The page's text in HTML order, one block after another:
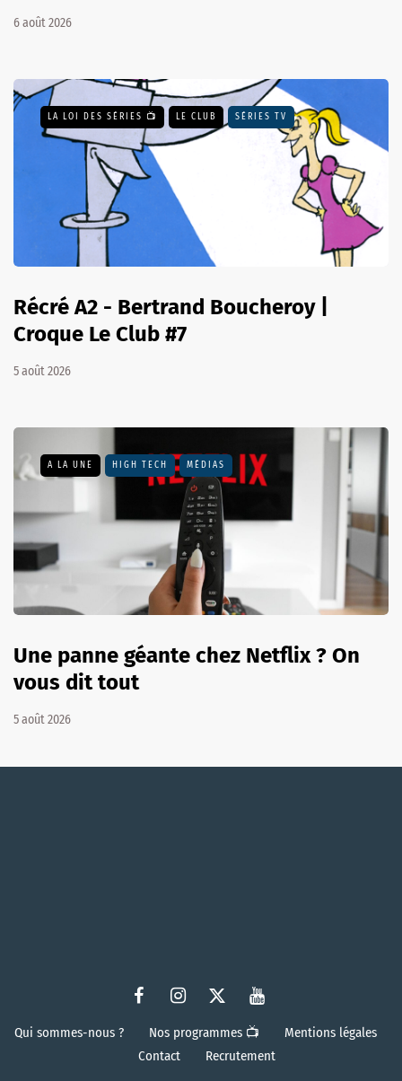
6 août 2026
LA LOI DES SÉRIES 📺 LE CLUB SÉRIES TV
Récré A2 - Bertrand Boucheroy |
Croque Le Club #7
5 août 2026
A LA UNE HIGH TECH MÉDIAS
Une panne géante chez Netflix ? On
vous dit tout
5 août 2026
Qui sommes-nous ? Nos programmes 📺
Mentions légales
Contact
Recrutement